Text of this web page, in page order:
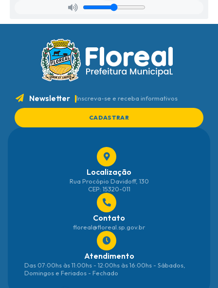
Newsletter Inscreva-se e receba informativos
CADASTRAR
Localização
Rua Procópio Davidoff, 130
CEP: 15320-011
Contato
floreal@floreal.sp.gov.br
Atendimento
Das 07:00hs às 11:00hs - 12:00hs às 16:00hs - Sábados,
Domingos e Feriados - Fechado